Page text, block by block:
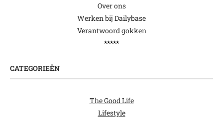
Over ons
Werken bij Dailybase
Verantwoord gokken
*****
CATEGORIEËN
The Good Life
Lifestyle